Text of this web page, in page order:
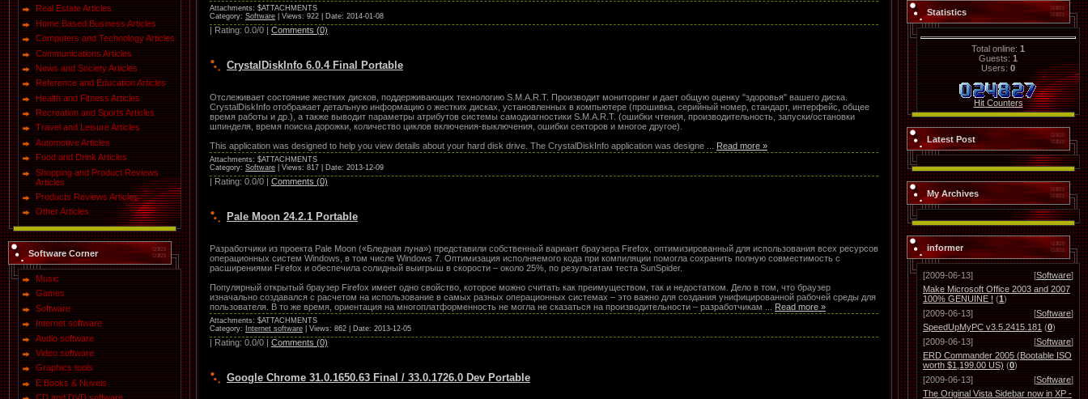
Real Estate Articles
Home Based Business Articles
Computers and Technology Articles
Communications Articles
News and Society Articles
Reference and Education Articles
Health and Fitness Articles
Recreation and Sports Articles
Travel and Leisure Articles
Automotive Articles
Food and Drink Articles
Shopping and Product Reviews
Articles
Products Reviews Articles
Other Articles
Software Corner
Music
Games
Software
Internet software
Audio software
Video software
Graphics tools
E Books & Novels
Attachments: $ATTACHMENTS
Category: Software | Views: 922 | Date: 2014-01-08
| Rating: 0.0/0 | Comments (0)
CrystalDiskInfo 6.0.4 Final Portable
Отслеживает состояние жестких дисков, поддерживающих технологию S.M.A.R.T. Производит мониторинг и дает общую оценку "здоровья" вашего диска.
CrystalDiskInfo отображает детальную информацию о жестких дисках, установленных в компьютере (прошивка, серийный номер, стандарт, интерфейс, общее
время работы и др.), а также выводит параметры атрибутов системы самодиагностики S.M.A.R.T. (ошибки чтения, производительность, запуски/остановки
шпинделя, время поиска дорожки, количество циклов включения-выключения, ошибки секторов и многое другое).
This application was designed to help you view details about your hard disk drive. The CrystalDiskInfo application was designe
Read more »
Attachments: $ATTACHMENTS
Category: Software | Views: 817 | Date: 2013-12-09
| Rating: 0.0/0 | Comments (0)
Pale Moon 24.2.1 Portable
Разработчики из проекта Pale Moon («Бледная луна») представили собственный вариант браузера Firefox, оптимизированный для использования всех ресурсов
операционных систем Windows, в том числе Windows 7. Оптимизация исполняемого кода при компиляции помогла сохранить полную совместимость с
расширениями Firefox и обеспечила солидный выигрыш в скорости – около 25%, по результатам теста SunSpider.
Популярный открытый браузер Firefox имеет одно свойство, которое можно считать как преимуществом, так и недостатком. Дело в том, что браузер
изначально создавался с расчетом на использование в самых разных операционных системах – это важно для создания унифицированной рабочей среды для
пользователя. В то же время, ориентация на многоплатформенность не могла не сказаться на производительности – разработчикам
Read more »
Attachments: $ATTACHMENTS
Category:
Internet software | Views: 862 | Date: 2013-12-05
| Rating: 0.0/0 | Comments (0)
Google Chrome 31.0.1650.63 Final / 33.0.1726.0 Dev Portable
Statistics
Total online: 1
Guests: 1
Users: 0
Hit Counters
Latest Post
My Archives
informer
[2009-06-13] [Software]
Make Microsoft Office 2003 and 2007
100% GENUINE ! (1)
[2009-06-13]
[Software]
SpeedUpMyPC v3.5.2415.181 (0)
[2009-06-13]
[Software]
ERD Commander 2005 (Bootable ISO
worth $1,199.00 US) (0)
[2009-06-13]
[Software]
The Original Vista Sidebar now in XP -